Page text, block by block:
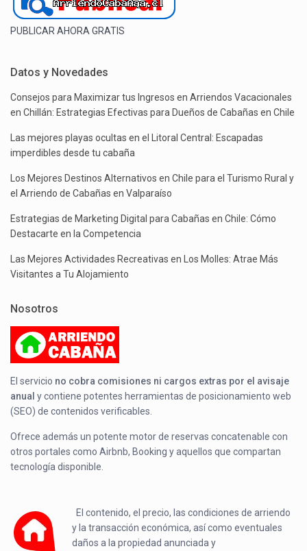
PUBLICAR AHORA GRATIS
Datos y Novedades
Consejos para Maximizar tus Ingresos en Arriendos Vacacionales
en Chillán: Estrategias Efectivas para Dueños de Cabañas en Chile
Las mejores playas ocultas en el Litoral Central: Escapadas
imperdibles desde tu cabaña
Los Mejores Destinos Alternativos en Chile para el Turismo Rural y
el Arriendo de Cabañas en Valparaíso
Estrategias de Marketing Digital para Cabañas en Chile: Cómo
Destacarte en la Competencia
Las Mejores Actividades Recreativas en Los Molles: Atrae Más
Visitantes a Tu Alojamiento
Nosotros
El servicio no cobra comisiones ni cargos extras por el avisaje
anual y contiene potentes herramientas de posicionamiento web
(SEO) de contenidos verificables.
Ofrece además un potente motor de reservas concatenable con
otros portales como Airbnb, Booking y aquellos que compartan
tecnología disponible.
El contenido, el precio, las condiciones de arriendo
y la transacción económica, así como eventuales
daños a la propiedad anunciada y